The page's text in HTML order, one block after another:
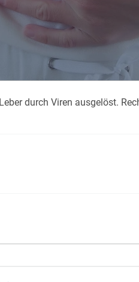
Das neue
Kurzschluss
durch Viren ausgelöst.